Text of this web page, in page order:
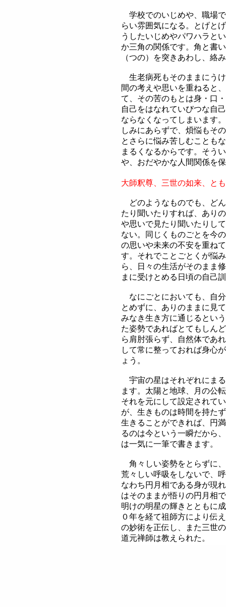
学校でのいじめや、職場
らい雰囲気になる。とげと
うしたいじめやパワハラと
か三角の関係です。角と書
（つの）を突きあわし、絡
生老病死もそのままにう
間の考えや思いを重ねると
て、その苦のもとは身・口
自己をはなれていびつな自
ならなくなってしまいます
しみにあらずで、煩悩もそ
とさらに悩み苦しむことも
まるくなるからです。そう
や、おだやかな人間関係を
大師釈尊、三世の如来、と
どのようなものでも、ど
たり聞いたりすれば、あり
や思いで見たり聞いたりし
ない。同じくものごとを今
の思いや未来の不安を重ね
す。それでことごとくが悩
ら、日々の生活がそのまま
まに受けとめる日頃の自己
なにごとにおいても、自
とめずに、ありのままに見
みなき生き方に通じるとい
た姿勢であればとてもしん
ら肩肘張らず、自然体であ
して常に整っておれば身心
ょう。
宇宙の星はそれぞれにま
ます。太陽と地球、月の公
それを元にして設定されて
が、生きものは時間を持た
生きることができれば、円
るのは今という一瞬だから
は一気に一筆で書きます。
角々しい姿勢をとらずに
荒々しい呼吸をしないで、
なわち円月相である身が現
はそのままが悟りの円月相
明けの明星の輝きとともに
０年を経て祖師方により伝
の妙術を正伝し、また三世
道元禅師は教えられた。